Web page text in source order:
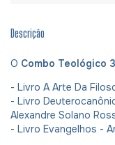
Descrição
O Combo Teológico
- Livro A Arte Da
- Livro
Alexandre Solano
- Livro Evangelhos -